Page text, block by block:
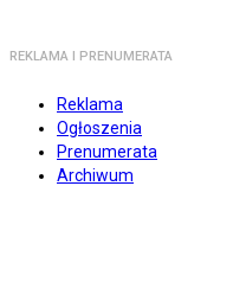
REKLAMA I PRENUMERATA
Reklama
Ogłoszenia
Prenumerata
Archiwum